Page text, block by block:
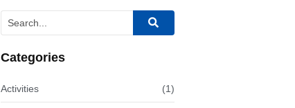
Categories
Activities (1)